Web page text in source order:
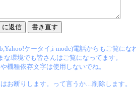
ケータイ,i-mode)電話からもご覧にな
環境でも皆さんはご覧になってます。
機種依存文字は使用しないでね。
お断りします。って言うか…削除します。